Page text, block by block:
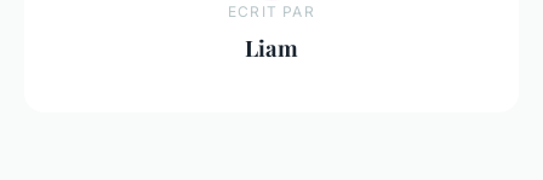
ECRIT PAR
Liam